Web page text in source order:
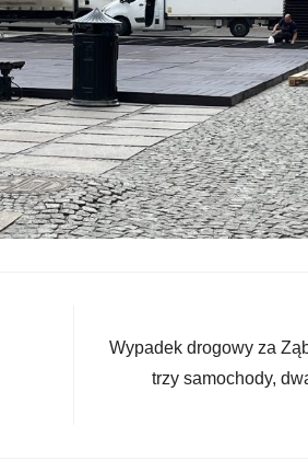
Wypadek drogowy za
trzy samochody,